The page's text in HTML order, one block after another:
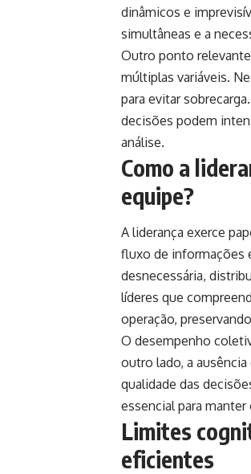
dinâmicos e
simultâneas e a
Outro ponto
múltiplas variáveis.
para evitar
decisões podem
análise.
Como a
equipe?
A liderança exerce
fluxo de informações
desnecessária,
líderes que
operação,
O desempenho
outro lado, a
qualidade das
essencial para
Limites
eficientes